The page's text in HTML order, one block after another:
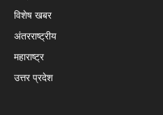
विशेष खबर
अंतरराष्ट्रीय
महाराष्ट्र
उत्तर प्रदेश